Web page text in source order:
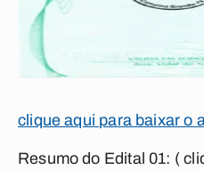
clique aqui para baixar o
Resumo do Edital 01: (